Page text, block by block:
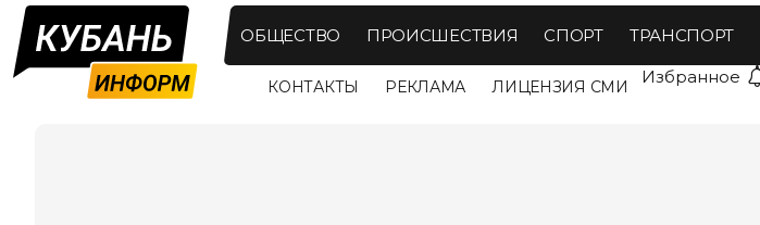
ОБЩЕСТВО ПРОИСШЕСТВИЯ СПОРТ ТРАНСПОРТ
КОНТАКТЫ РЕКЛАМА ЛИЦЕНЗИЯ СМИ Избранное